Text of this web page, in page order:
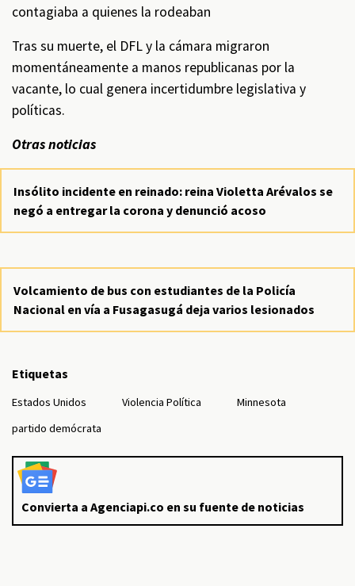
contagiaba a quienes la rodeaban
Tras su muerte, el DFL y la cámara migraron
momentáneamente a manos republicanas por la
vacante, lo cual genera incertidumbre legislativa y
políticas.
Otras noticias
Insólito incidente en reinado: reina Violetta Arévalos se
negó a entregar la corona y denunció acoso
Volcamiento de bus con estudiantes de la Policía
Nacional en vía a Fusagasugá deja varios lesionados
Etiquetas
Estados Unidos Violencia Política
Minnesota
partido demócrata
Convierta a Agenciapi.co en su fuente de noticias